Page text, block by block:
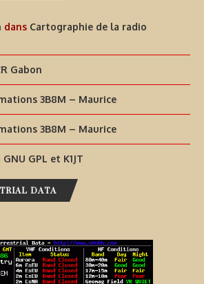
dans Cartographie de la radio
Gabon
3B8M – Maurice
3B8M – Maurice
GNU GPL et K1JT
DATA